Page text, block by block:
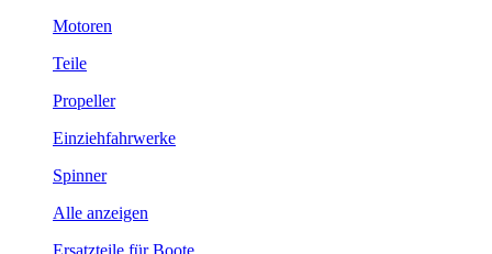
Motoren
Teile
Propeller
Einziehfahrwerke
Spinner
Alle anzeigen
Ersatzteile für Boote